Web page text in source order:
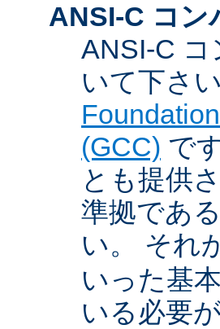
ANSI-C コン
ANSI-C
いて下さ
(GCC) で
とも提供
準拠であ
い。 それ
いった基
いる必要